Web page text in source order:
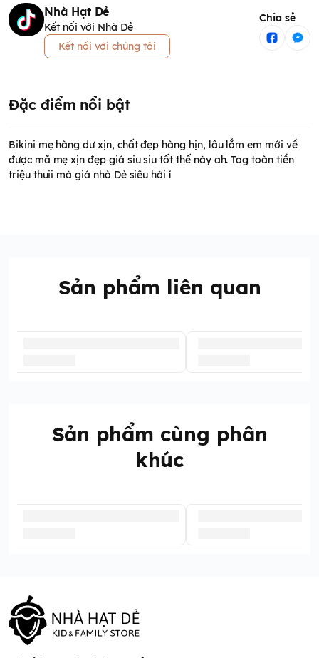
Nhà Hạt Dẻ
Kết nối với Nhà Dẻ
Kết nối với chúng tôi
Chia sẻ
Đặc điểm nổi bật
Bikini mẹ hàng dư xịn, chất đẹp hàng hịn, lâu lắm em mới về
được mã mẹ xịn đẹp giá siu siu tốt thế này ah. Tag toàn tiền
triệu thuii mà giá nhà Dẻ siêu hời í
Sản phẩm liên quan
Sản phẩm cùng phân
khúc